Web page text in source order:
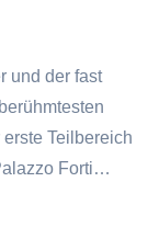
und der fast
Teilbereich
Forti…